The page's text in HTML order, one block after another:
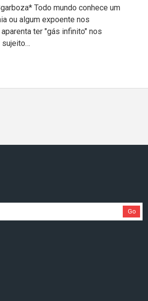
Todo mundo conhece um
ou algum expoente nos
ter "gás infinito" nos
sujeito…
Go